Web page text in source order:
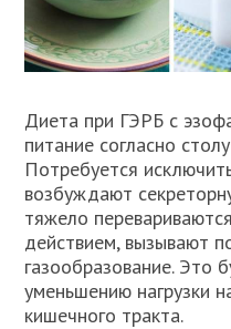
Диета при ГЭРБ с
питание согласно
Потребуется
возбуждают
тяжело
действием, вызывают
газообразование. Это
уменьшению нагрузки
кишечного тракта.